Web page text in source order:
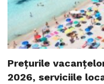
Prețurile
2026, serviciile